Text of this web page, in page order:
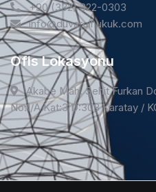
+90 (332) 322-0303
info@duvarcihukuk.com
Ofis Lokasyonu
Akabe Mah. Şehit Furkan
No:1/A Kat:3 D:308 Karatay /